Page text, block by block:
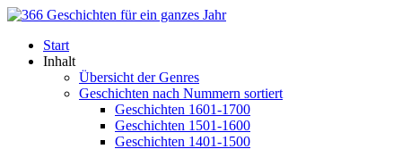
Start
Inhalt
Übersicht der Genres
Geschichten nach Nummern sortiert
Geschichten 1601-1700
Geschichten 1501-1600
Geschichten 1401-1500